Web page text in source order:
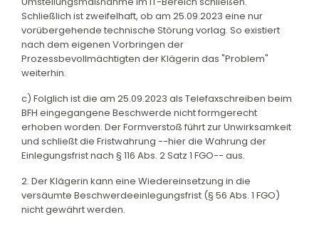
Schließlich ist zweifelhaft, ob am 25.09.2023 eine nur
vorübergehende technische Störung vorlag. So existiert
nach dem eigenen Vorbringen der
Prozessbevollmächtigten der Klägerin das "Problem"
weiterhin.
c) Folglich ist die am 25.09.2023 als Telefaxschreiben beim
BFH eingegangene Beschwerde nicht formgerecht
erhoben worden. Der Formverstoß führt zur Unwirksamkeit
und schließt die Fristwahrung --hier die Wahrung der
Einlegungsfrist nach § 116 Abs. 2 Satz 1 FGO-- aus.
2. Der Klägerin kann eine Wiedereinsetzung in die
versäumte Beschwerdeeinlegungsfrist (§ 56 Abs. 1 FGO)
nicht gewährt werden.